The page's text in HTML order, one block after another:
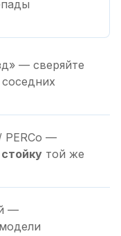
— сверяйте
PERCo —
той же
—